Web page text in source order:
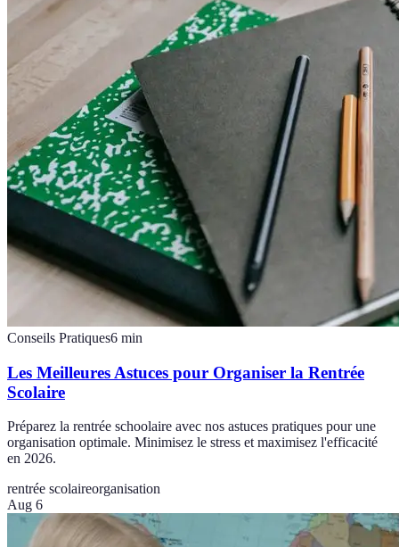
Conseils Pratiques6 min
Les Meilleures Astuces pour Organiser la Rentrée
Scolaire
Préparez la rentrée schoolaire avec nos astuces pratiques pour une
organisation optimale. Minimisez le stress et maximisez l'efficacité
en 2026.
rentrée scolaireorganisation
Aug 6